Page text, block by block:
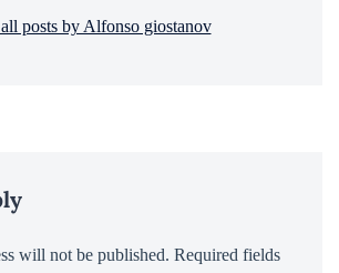
all posts by Alfonso giostanov
will not be published. Required fields